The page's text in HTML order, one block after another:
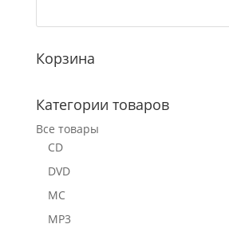
Корзина
Категории товаров
Все товары
CD
DVD
MC
MP3